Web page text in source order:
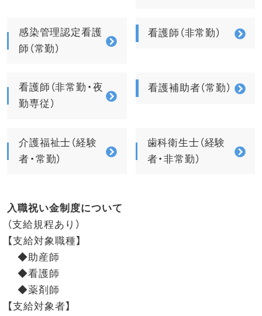
感染管理認定看護
師（常勤）
看護師（非常勤）
看護師（非常勤・夜
勤専従）
看護補助者（常勤）
介護福祉士（経験
者・常勤）
歯科衛生士（経験
者・非常勤）
入職祝い金制度について
（支給規程あり）
【支給対象職種】
◆助産師
◆看護師
◆薬剤師
【支給対象者】